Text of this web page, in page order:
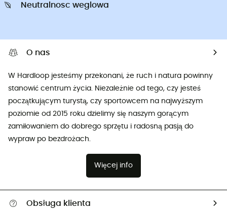
Neutralnosc weglowa
O nas
W Hardloop jesteśmy przekonani, że ruch i natura powinny
stanowić centrum życia. Niezależnie od tego, czy jesteś
początkującym turystą, czy sportowcem na najwyższym
poziomie od 2015 roku dzielimy się naszym gorącym
zamiłowaniem do dobrego sprzętu i radosną pasją do
wypraw po bezdrożach.
Więcej info
Obsługa klienta